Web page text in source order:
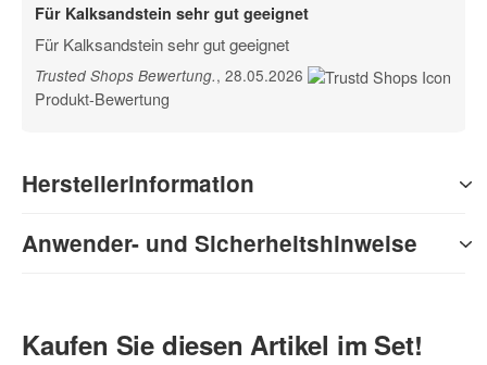
Für Kalksandstein sehr gut geeignet
Für Kalksandstein sehr gut geeignet
Trusted Shops Bewertung., 28.05.2026
Produkt-Bewertung
Herstellerinformation
Anwender- und Sicherheitshinweise
Kaufen Sie diesen Artikel im Set!